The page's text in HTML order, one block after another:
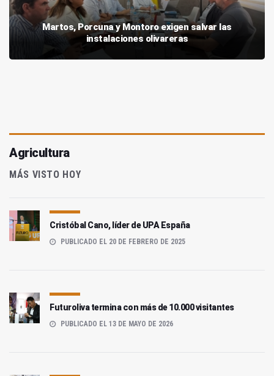
Martos, Porcuna y Montoro exigen salvar las
instalaciones olivareras
Agricultura
MÁS VISTO HOY
Cristóbal Cano, líder de UPA España
PUBLICADO EL 20 DE FEBRERO DE 2025
Futuroliva termina con más de 10.000 visitantes
PUBLICADO EL 13 DE MAYO DE 2026